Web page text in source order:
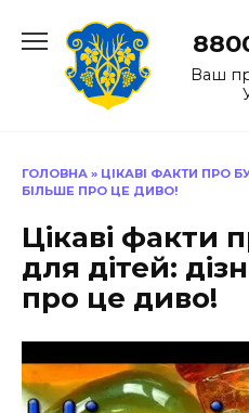
до
Ваш
ГОЛОВНА » ЦІКАВІ ФАКТИ ПРО
БІЛЬШЕ ПРО ЦЕ ДИВО!
Цікаві факти
для дітей:
про це диво!